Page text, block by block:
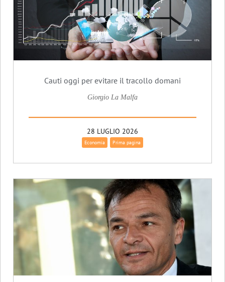
Cauti oggi per evitare il tracollo domani
Giorgio La Malfa
28 LUGLIO 2026
Economia Prima pagina